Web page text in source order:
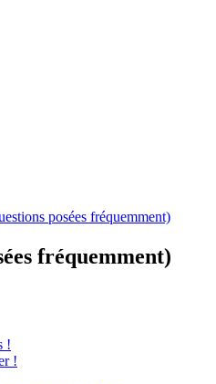
posées fréquemment)
fréquemment)
!
!